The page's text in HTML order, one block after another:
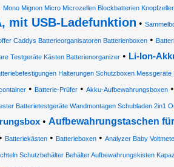
Mono Mignon Micro Microzellen Blockbatterien
mit USB-Ladefunktion •
Caddys Batterieorganisatoren Batterienboxen•
Testgeräte Kästen Batterienorganizer• Li-Ion-
Halterungen Schutzboxen Messgeräte
• Batterie-Prüfer • Akku-Aufbewahrungsboxen •
Batterietestgeräte Wandmontagen Schubladen 2in1
• Aufbewahrungstaschen
Batteriekästen• Batterieboxen• Analyzer Baby
Schutzbehälter Behälter Aufbewahrungskisten